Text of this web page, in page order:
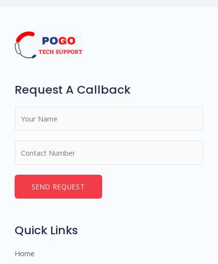
Request A Callback
*
e
SEND REQUEST
Quick Links
Home